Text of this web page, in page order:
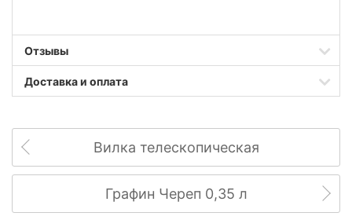
Отзывы
Доставка и оплата
Вилка телескопическая
Графин Череп 0,35 л